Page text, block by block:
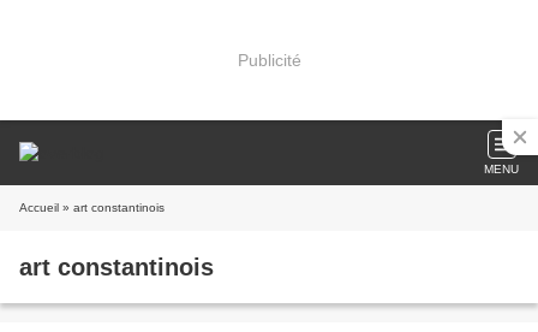
Publicité
MENU
Accueil » art constantinois
art constantinois